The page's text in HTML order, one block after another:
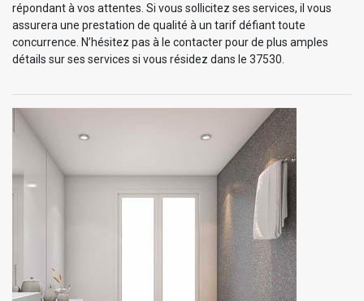
répondant à vos attentes. Si vous sollicitez ses services, il vous
assurera une prestation de qualité à un tarif défiant toute
concurrence. N’hésitez pas à le contacter pour de plus amples
détails sur ses services si vous résidez dans le 37530.